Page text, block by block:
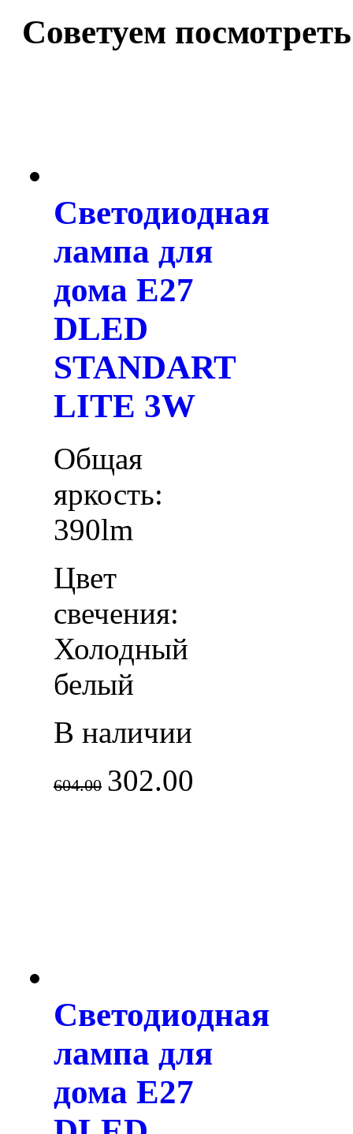
Советуем
Светодиодная
лампа для
дома E27
DLED
STANDART
LITE 3W
Общая
яркость:
390lm
Цвет
свечения:
Холодный
белый
В наличии
604.00 302.00
Светодиодная
лампа для
дома E27